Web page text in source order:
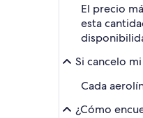
El precio
esta
Si cancelo
Cada
¿Cómo